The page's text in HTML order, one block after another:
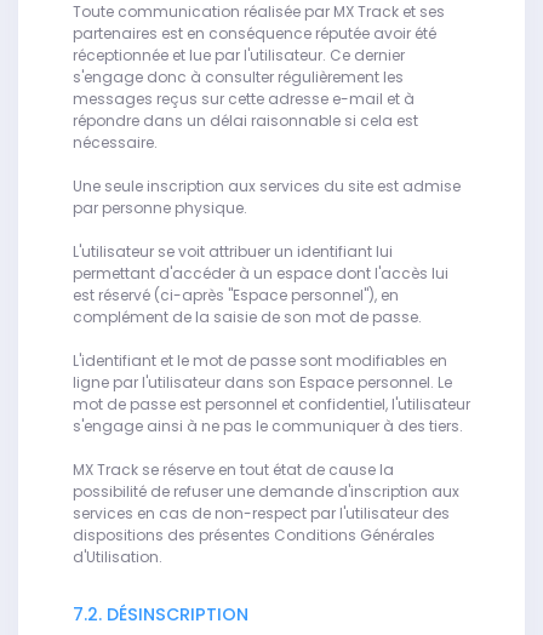
Toute communication réalisée par MX Track et ses
partenaires est en conséquence réputée avoir été
réceptionnée et lue par l'utilisateur. Ce dernier
s'engage donc à consulter régulièrement les
messages reçus sur cette adresse e-mail et à
répondre dans un délai raisonnable si cela est
nécessaire.
Une seule inscription aux services du site est admise
par personne physique.
L'utilisateur se voit attribuer un identifiant lui
permettant d'accéder à un espace dont l'accès lui
est réservé (ci-après "Espace personnel"), en
complément de la saisie de son mot de passe.
L'identifiant et le mot de passe sont modifiables en
ligne par l'utilisateur dans son Espace personnel. Le
mot de passe est personnel et confidentiel, l'utilisateur
s'engage ainsi à ne pas le communiquer à des tiers.
MX Track se réserve en tout état de cause la
possibilité de refuser une demande d'inscription aux
services en cas de non-respect par l'utilisateur des
dispositions des présentes Conditions Générales
d'Utilisation.
7.2. DÉSINSCRIPTION